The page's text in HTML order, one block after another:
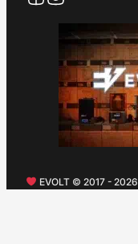
EVOLT © 2017 - 2026